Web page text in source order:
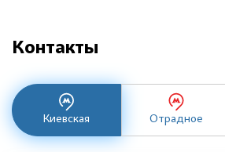
Контакты
Киевская Отрадное